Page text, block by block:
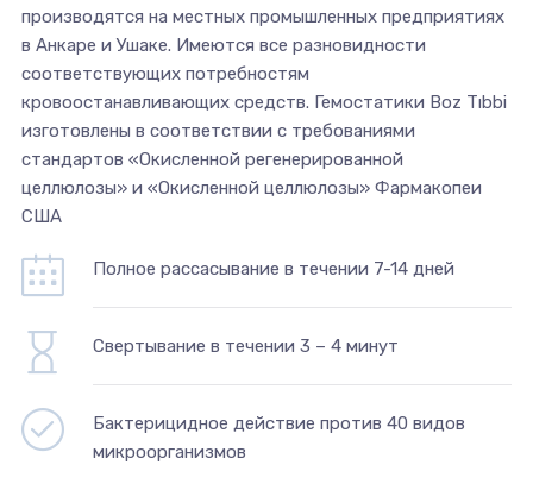
производятся на местных промышленных предприятиях
в Анкаре и Ушаке. Имеются все разновидности
соответствующих потребностям
кровоостанавливающих средств. Гемостатики Boz Tıbbi
изготовлены в соответствии с требованиями
стандартов «Окисленной регенерированной
целлюлозы» и «Окисленной целлюлозы» Фармакопеи
США
Полное рассасывание в течении 7-14 дней
Свертывание в течении 3 – 4 минут
Бактерицидное действие против 40 видов
микроорганизмов